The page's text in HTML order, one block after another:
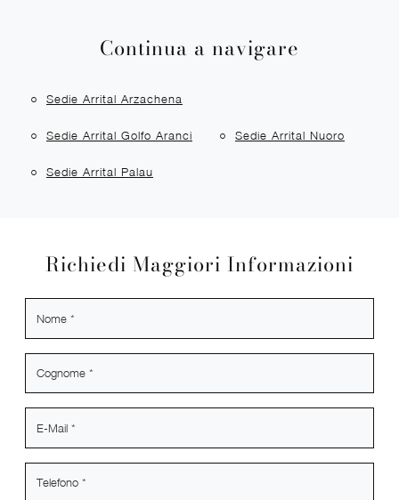
Continua a navigare
Sedie Arrital Arzachena
Sedie Arrital Golfo Aranci Sedie Arrital Nuoro
Sedie Arrital Palau
Richiedi Maggiori Informazioni